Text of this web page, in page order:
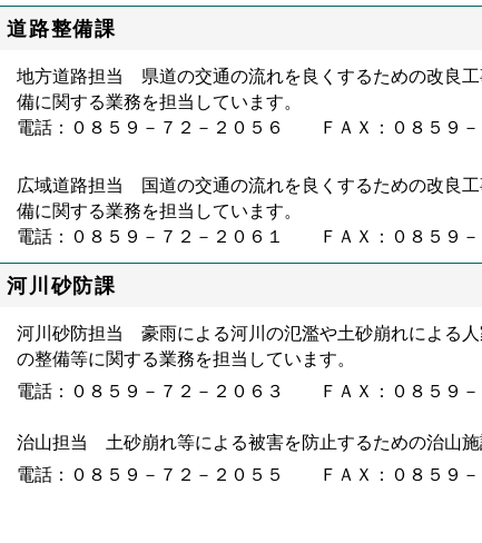
道路整備課
地方道路担当 県道の交通の流れを良くするための改良
備に関する業務を担当しています。
電話：０８５９－７２－２０５６ ＦＡＸ：０８５９－
広域道路担当 国道の交通の流れを良くするための改良
備に関する業務を担当しています。
電話：０８５９－７２－２０６１ ＦＡＸ：０８５９－
河川砂防課
河川砂防担当 豪雨による河川の氾濫や土砂崩れによる
の整備等に関する業務を担当しています。
電話：０８５９－７２－２０６３ ＦＡＸ：０８５９－
治山担当 土砂崩れ等による被害を防止するための治山施
電話：０８５９－７２－２０５５ ＦＡＸ：０８５９－